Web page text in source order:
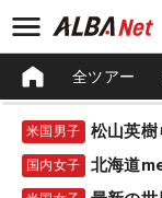
全ツアー
米国男子
国内女子 北海道